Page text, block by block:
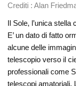
Crediti : Alan
Il Sole, l’unica
E’ un dato di fatto
alcune delle
telescopio verso il
professionali come
telescopi amatoriali.